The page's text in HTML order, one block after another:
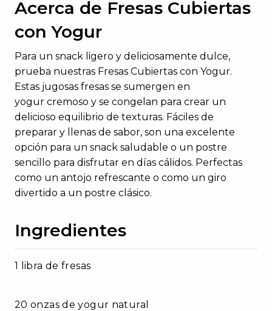
Acerca de Fresas Cubiertas
conYogur
Para un snack ligero y deliciosamente dulce,
prueba nuestras Fresas Cubiertas con Yogur.
Estas jugosas fresas se sumergen en
yogur cremoso y se congelan para crear un
delicioso equilibrio de texturas. Fáciles de
preparar y llenas de sabor, son una excelente
opción para un snack saludable o un postre
sencillo para disfrutar en días cálidos. Perfectas
como un antojo refrescante o como un giro
divertido a un postre clásico.
Ingredientes
1 libra de fresas
20 onzas de yogur natural